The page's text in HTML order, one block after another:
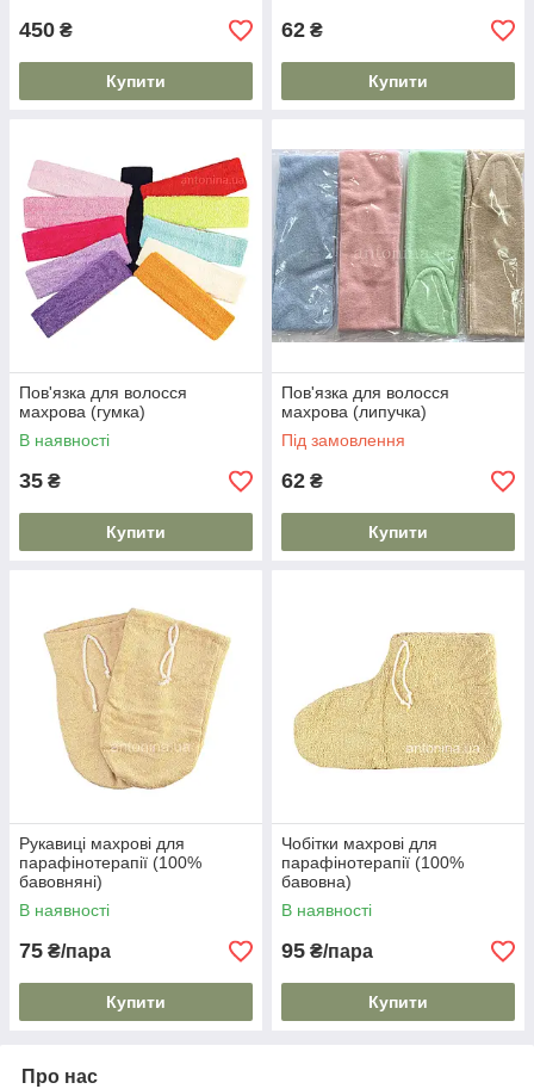
450 ₴
Купити
62 ₴
Купити
Пов'язка для волосся
махрова (гумка)
В наявності
35 ₴
Купити
Пов'язка для волосся
махрова (липучка)
Під замовлення
62 ₴
Купити
Рукавиці махрові для
парафінотерапії (100%
бавовняні)
В наявності
75 ₴/пара
Купити
Чобітки махрові для
парафінотерапії (100%
бавовна)
В наявності
95 ₴/пара
Купити
Про нас